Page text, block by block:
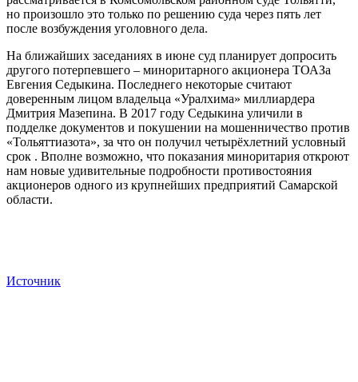
но произошло это только по решению суда через пять лет
после возбуждения уголовного дела.
На ближайших заседаниях в июне суд планирует допросить
другого потерпевшего – миноритарного акционера ТОАЗа
Евгения Седыкина. Последнего некоторые считают
доверенным лицом владельца «Уралхима» миллиардера
Дмитрия Мазепина. В 2017 году Седыкина уличили в
подделке документов и покушении на мошенничество против
«Тольяттиазота», за что он получил четырёхлетний условный
срок . Вполне возможно, что показания миноритария откроют
нам новые удивительные подробности противостояния
акционеров одного из крупнейших предприятий Самарской
области.
Источник